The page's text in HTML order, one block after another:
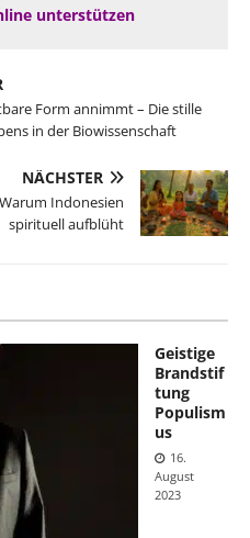
unterstützen
Form annimmt – Die stille
in der Biowissenschaft
NÄCHSTER
Indonesien
spirituell aufblüht
Geistige
Brandstif
tung
Populism
us
16.
August
2023